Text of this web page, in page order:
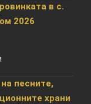
в с.
2026
песните,
храни